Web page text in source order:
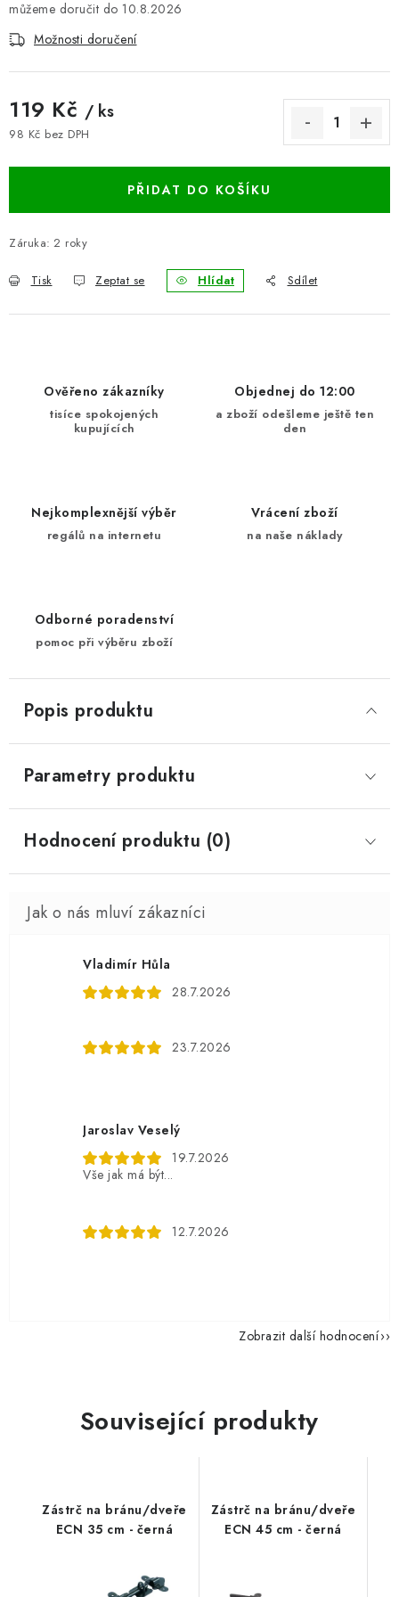
BLOG
Kontakty Hodnocení obchodu
Reklamace zboží
Odstoupení od kupní smlouvy
Často kladené dotazy
Obchodní a dodací podmínky
Ochrana osobních údajú
10.8.2026
Možnosti doručení
119 Kč / ks
98 Kč bez DPH
PŘIDAT DO KOŠÍKU
Záruka: 2 roky
Tisk Zeptat se Hlídat Sdílet
Ověřeno zákazníky
tisíce spokojených
kupujících
Objednej do 12:00
a zboží odešleme ještě ten
den
Nejkomplexnější výběr
regálů na internetu
Vrácení zboží
na naše náklady
Odborné poradenství
pomoc při výběru zboží
Popis produktu
Parametry produktu
Hodnocení produktu (0)
Vladimír Hůla
28.7.2026
23.7.2026
Jaroslav Veselý
19.7.2026
Vše jak má být...
12.7.2026
Zobrazit další hodnocení
Související produkty
Zástrč na bránu/dveře
ECN 35 cm - černá
Zástrč na bránu/dveře
ECN 45 cm - černá